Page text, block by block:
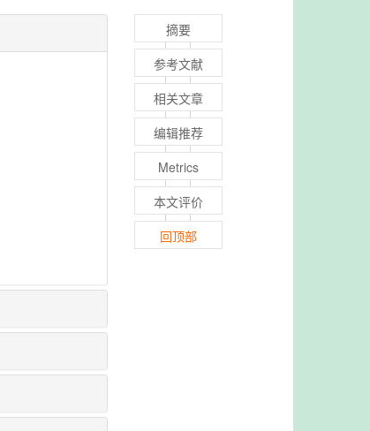
摘要
参考文献
相关文章
编辑推荐
Metrics
本文评价
回顶部